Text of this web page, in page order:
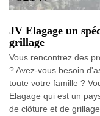
JV Elagage un
grillage
Vous rencontrez des
? Avez-vous besoin
toute votre famille ?
Elagage qui est un
de clôture et de